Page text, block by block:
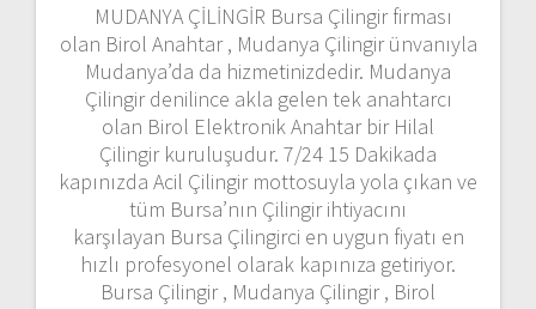
MUDANYA ÇİLİNGİR Bursa Çilingir firması
olan Birol Anahtar , Mudanya Çilingir ünvanıyla
Mudanya’da da hizmetinizdedir. Mudanya
Çilingir denilince akla gelen tek anahtarcı
olan Birol Elektronik Anahtar bir Hilal
Çilingir kuruluşudur. 7/24 15 Dakikada
kapınızda Acil Çilingir mottosuyla yola çıkan ve
tüm Bursa’nın Çilingir ihtiyacını
karşılayan Bursa Çilingirci en uygun fiyatı en
hızlı profesyonel olarak kapınıza getiriyor.
Bursa Çilingir , Mudanya Çilingir , Birol